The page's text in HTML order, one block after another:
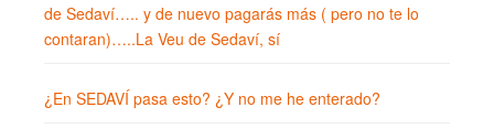
de Sedaví….. y de nuevo pagarás más ( pero no te lo
contaran)…..La Veu de Sedaví, sí
¿En SEDAVÍ pasa esto? ¿Y no me he enterado?